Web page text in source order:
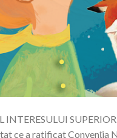
INTERESULUI
ce a ratificat Convenția